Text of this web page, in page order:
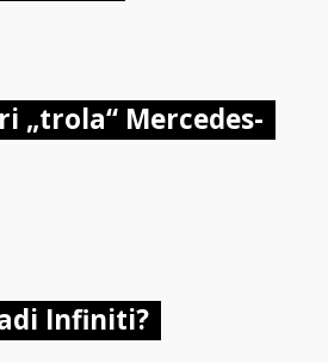
„trola“ Mercedes-
Infiniti?